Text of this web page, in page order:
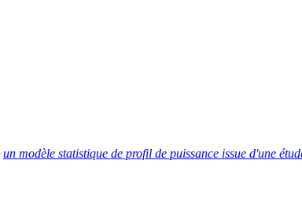
un modèle statistique de profil de puissance issue d'une